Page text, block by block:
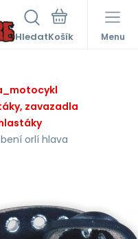
Hledat Menu
zavazadla
orlí hlava